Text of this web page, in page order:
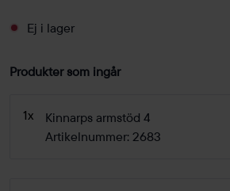
Ej i lager
Produkter som ingår
1x
Kinnarps armstöd 4
Artikelnummer: 2683